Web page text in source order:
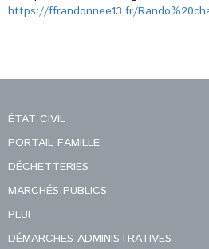
https://ffrandonnee13.fr/
ÉTAT CIVIL
PORTAIL FAMILLE
DÉCHETTERIES
MARCHÉS PUBLICS
PLUI
DÉMARCHES ADMINISTRATIVES